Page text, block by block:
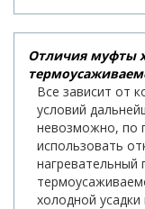
Отличия муфты
Все зависит от
условий
невозможно, по
использовать
нагревательный
холодной